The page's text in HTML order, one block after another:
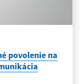
povolenie na